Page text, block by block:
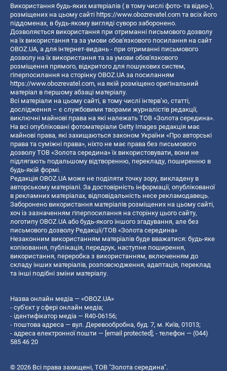
Використання будь-яких матеріалів ( в тому числі фото- та відео-),
розміщених на цьому сайті https://www.obozrevatel.com та всіх його
піддоменах, в будь-якому вигляді суворо заборонено.
Дозволяється використання при отриманні письмового дозволу
на їх використання та за умови обов'язкового посилання на сайт
OBOZ.UA, а для інтернет-видань - при отриманні письмового
дозволу на їх використання та за умови обов'язкового
розміщення прямого, відкритого для пошукових систем,
гіперпосилання на сторінку OBOZ.UA за посиланням
https://www.obozrevatel.com, на якій розміщено оригінальний
матеріал в першому абзаці матеріалу.
Всі матеріали на цьому сайті, в тому числі інтерв’ю, статті,
дослідження – є службовими творами журналістів редакції,
виключні майнові права на які належать ТОВ «Золота середина».
На всі опубліковані фотоматеріали Getty Images редакція має
майнові права, які захищаються законом України «Про авторські
права та суміжні права», ніхто не має права без письмового
дозволу ТОВ «Золота середина» їх використовувати, вони не
підлягають подальшому відтворенню, перекладу, поширенню в
будь-якій формі.
Редакція OBOZ.UA може не поділяти точку зору, викладену в
авторському матеріалі. За достовірність інформації, опублікованої
в рекламних матеріалах, відповідальність несе рекламодавець.
Заборонено використання матеріалів розміщених на цьому сайті,
хоч із зазначенням гіперпосилання на сторінку цього сайту,
логотипу OBOZ.UA або будь-якого іншого згадування, але без
письмового дозволу Редакції/ТОВ «Золота середина»
Незаконним використанням матеріалів буде вважатися: будь-яке
копiювання, публiкацiя, передрук, наступне поширення,
використання, переробка з використанням, включенням до
складу інших матеріалів, розповсюдження, адаптація, переклад
та інші подібні зміни матеріалу.
Назва онлайн медіа — «OBOZ.UA»
- суб'єкт у сфері онлайн медіа;
- ідентифікатор медіа — R40-06156;
- поштова адреса — вул. Деревообробна, буд. 7, м. Київ, 01013;
- адреса електронної пошти — [email protected]; - телефон — (044)
585 46 20
© 2026 Всі права захищені, ТОВ "Золота середина".